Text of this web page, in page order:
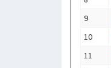
9
10
11